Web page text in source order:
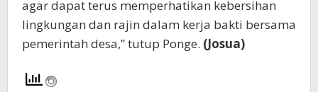
agar dapat terus memperhatikan kebersihan
lingkungan dan rajin dalam kerja bakti bersama
pemerintah desa,” tutup Ponge. (Josua)